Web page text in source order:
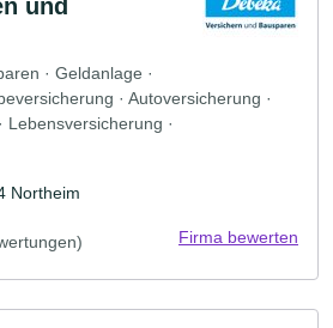
und
· Geldanlage ·
· Autoversicherung ·
Lebensversicherung ·
Northeim
Firma bewerten